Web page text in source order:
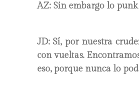
AZ: Sin embargo lo punk
JD:Sí, por nuestra
con vueltas.
eso, porque nunca lo